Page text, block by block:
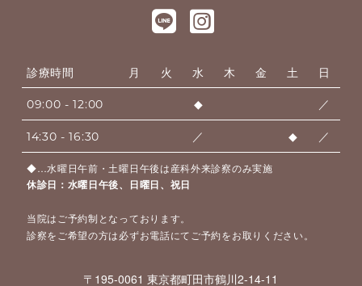
診療時間 月 火 水 木 金 土 日
09:00 - 12:00 ◆ ／
14:30 - 16:30 ／ ◆ ／
◆…水曜日午前・土曜日午後は産科外来診察のみ実施
休診日：水曜日午後、日曜日、祝日
当院はご予約制となっております。
診察をご希望の方は必ずお電話にてご予約をお取りください。
〒195-0061 東京都町田市鶴川2-14-11